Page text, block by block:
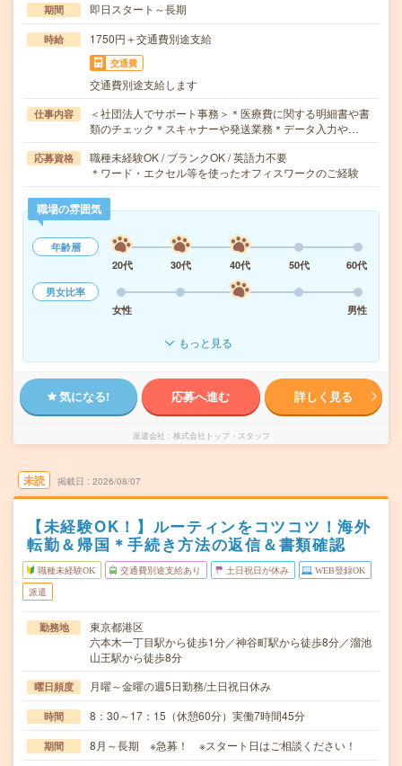
期間 即日スタート～長期
時給 1750円＋交通費別途支給
交通費
交通費別途支給します
仕事内容
＜社団法人でサポート事務＞＊医療費に関する明細書や書
類のチェック＊スキャナーや発送業務＊データ入力や…
応募資格
職種未経験OK / ブランクOK / 英語力不要
＊ワード・エクセル等を使ったオフィスワークのご経験
職場の雰囲気
年齢層
20代
30代 40代 50代
60代
男女比率
女性
男性
もっと見る
気になる! 応募へ進む 詳しく見る
派遣会社 株式会社トップ・スタッフ
未読 掲載日 2026/08/07
【未経験OK！】ルーティンをコツコツ！海外
転勤＆帰国＊手続き方法の返信＆書類確認
職種未経験OK 交通費別途支給あり 土日祝日が休み WEB登録OK
派遣
勤務地
東京都港区
六本木一丁目駅から徒歩1分／神谷町駅から徒歩8分／溜池
山王駅から徒歩8分
曜日頻度 月曜～金曜の週5日勤務/土日祝日休み
時間 8：30～17：15（休憩60分）実働7時間45分
期間 8月～長期 ※急募！ ※スタート日はご相談ください！